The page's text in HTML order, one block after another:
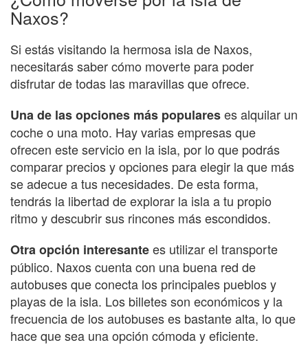
Naxos?
Si estás visitando la hermosa isla de Naxos,
necesitarás saber cómo moverte para poder
disfrutar de todas las maravillas que ofrece.
Una de las opciones más populareses alquilar un
coche o una moto. Hay varias empresas que
ofrecen este servicio en la isla, por lo que podrás
comparar precios y opciones para elegir la que más
se adecue a tus necesidades. De esta forma,
tendrás la libertad de explorar la isla a tu propio
ritmo y descubrir sus rincones más escondidos.
Otra opción interesantees utilizar el transporte
público. Naxos cuenta con una buena red de
autobuses que conecta los principales pueblos y
playas de la isla. Los billetes son económicos y la
frecuencia de los autobuses es bastante alta, lo que
hace que sea una opción cómoda y eficiente.